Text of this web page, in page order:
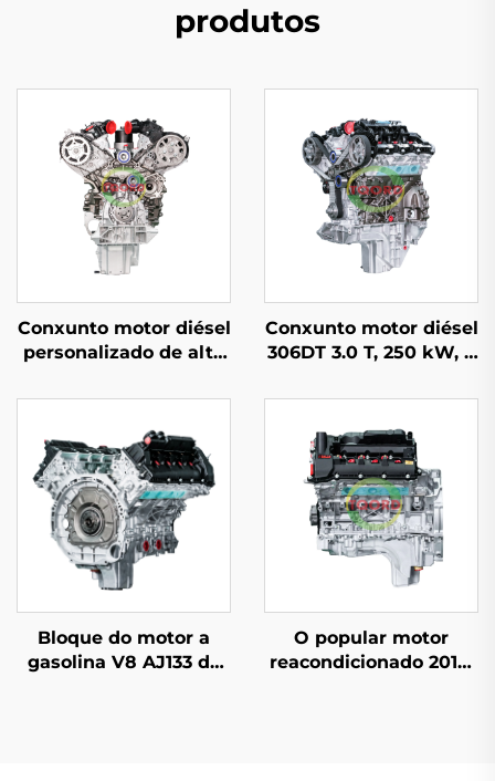
produtos
Conxunto motor diésel
personalizado de alta
para Land Rover
Discovery modelo
antigo (2005–2009)
Conxunto motor diésel
306DT 3.0 T, 250 kW, 6
para Land Rover
Discovery (2005–2009),
modelo antigo
Bloque do motor a
gasolina V8 AJ133 de
O popular motor
reacondicionado 2012-